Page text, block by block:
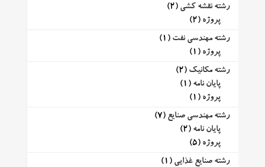
رشته نقشه کشی (2)
پروژه (2)
رشته مهندسی نفت (1)
پروژه (1)
رشته مکانیک (2)
پایان نامه (1)
پروژه (1)
رشته مهندسی صنایع (7)
پایان نامه (2)
پروژه (5)
رشته صنایع غذایی (1)